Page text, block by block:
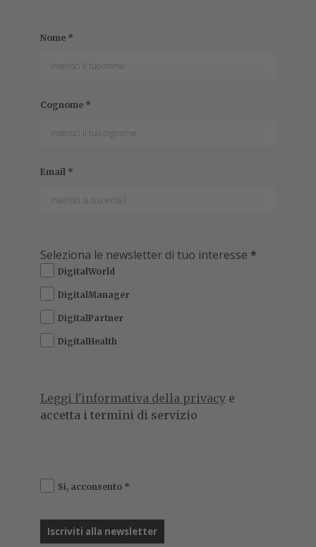
Nome *
Cognome *
Email *
Seleziona le newsletter di tuo interesse *
DigitalWorld
DigitalManager
DigitalPartner
DigitalHealth
Leggi l'informativa della privacy e
accetta i termini di servizio
Si, acconsento *